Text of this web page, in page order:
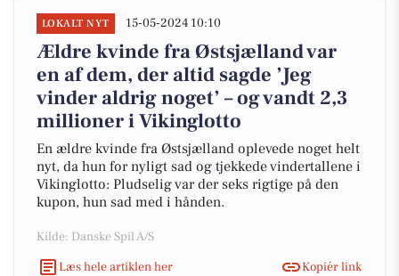
LOKALT NYT 15-05-2024 10:10
Ældre kvinde fra Østsjælland var
en af dem, der altid sagde ’Jeg
vinder aldrig noget’ – og vandt 2,3
millioner i Vikinglotto
En ældre kvinde fra Østsjælland oplevede noget helt
nyt, da hun for nyligt sad og tjekkede vindertallene i
Vikinglotto: Pludselig var der seks rigtige på den
kupon, hun sad med i hånden.
Kilde: Danske Spil A/S
Læs hele artiklen her
Kopiér link